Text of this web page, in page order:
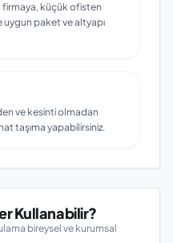
firmaya, küçük ofisten
paket ve altyapı
ve kesinti olmadan
taşıma yapabilirsiniz.
Kullanabilir?
bireysel ve kurumsal